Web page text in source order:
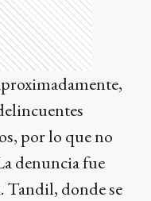
por lo que no
denuncia fue
Tandil, donde se